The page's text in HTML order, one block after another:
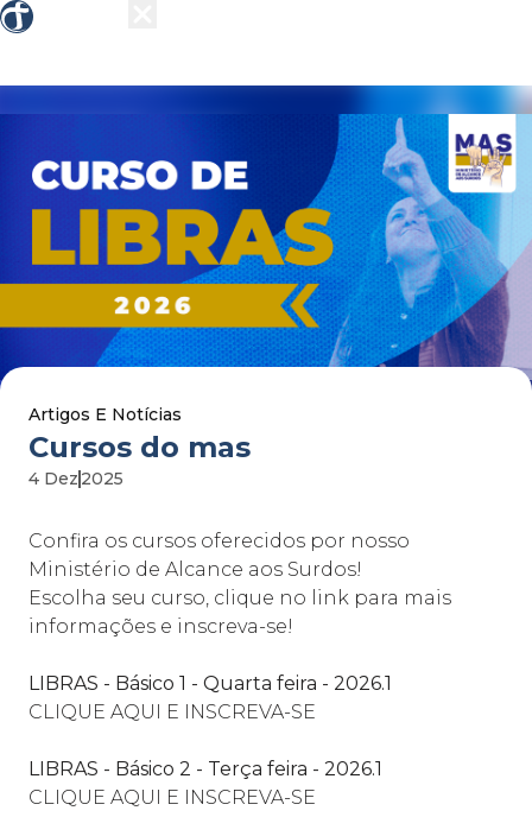
Artigos E Notícias
cursos do mas
4 Dez 2025
Confira os cursos oferecidos por nosso
Ministério de Alcance aos Surdos!
Escolha seu curso, clique no link para mais
informações e inscreva-se!
LIBRAS - Básico 1 - Quarta feira - 2026.1
CLIQUE AQUI E INSCREVA-SE
LIBRAS - Básico 2 - Terça feira - 2026.1
CLIQUE AQUI E INSCREVA-SE